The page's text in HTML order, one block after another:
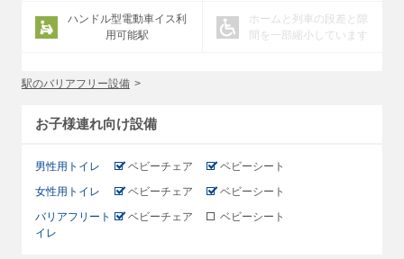
ハンドル型電動車イス利
用可能駅
ホームと列車の段差と隙
間を一部縮小しています
駅のバリアフリー設備
お子様連れ向け設備
男性用トイレ ベビーチェア
ベビーシート
女性用トイレ
ベビーチェア
ベビーシート
バリアフリート
イレ
ベビーチェア ベビーシート